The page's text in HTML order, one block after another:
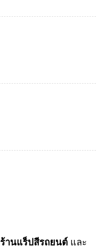
ร้านแร็ปสีรถยนต์ และ